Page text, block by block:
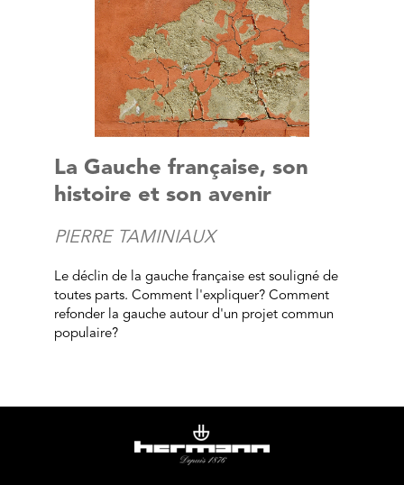
La Gauche française, son
histoire et son avenir
PIERRE TAMINIAUX
Le déclin de la gauche française est souligné de
toutes parts. Comment l'expliquer? Comment
refonder la gauche autour d'un projet commun
populaire?